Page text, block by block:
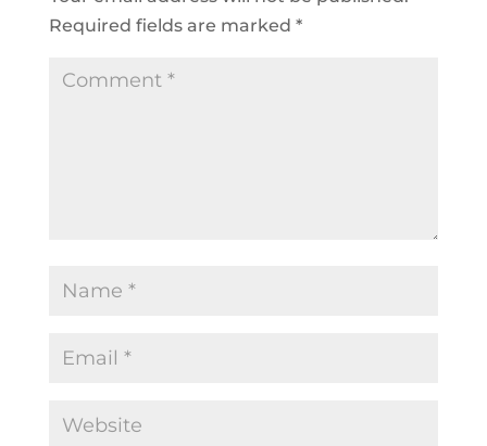
Required fields are marked *